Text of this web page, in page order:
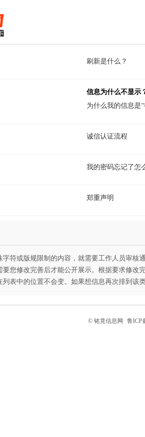
刷新是什么？
信息为什么不显示
为什么我的信息是
诚信认证流程
我的密码忘记了怎
郑重声明
符或版规限制的内容，就需要工作人员审核
您修改完善后才能公开展示。根据要求修改
表中的位置不会变。如果想信息再次排到该
© 铭竟信息网 鲁ICP